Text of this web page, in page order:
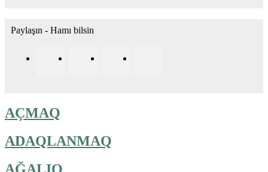
Paylaşın - Hamı bilsin
AÇMAQ
ADAQLANMAQ
AĞALIQ